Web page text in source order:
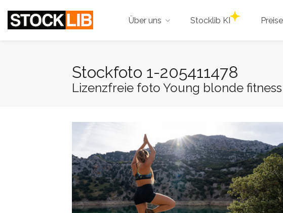
Über uns Stocklib KI Preise
Stockfoto 1-205411478
Lizenzfreie foto Young blonde